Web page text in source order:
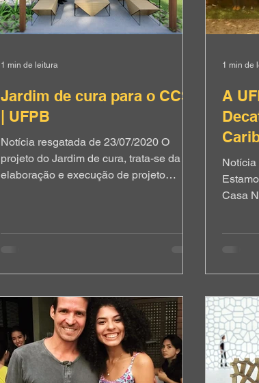
Jardim de cura para o CCS
| UFPB
Notícia resgatada de 23/07/2020 O
projeto do Jardim de cura, trata-se da
elaboração e execução de projeto
Onde o público-alvo compreende
visitantes. O objetivo do projeto é tornar
o espaço apropriado para realização de
atividades externas de fisioterapi
1 min de leitura
A
Notícia
Casa
o
1 min de